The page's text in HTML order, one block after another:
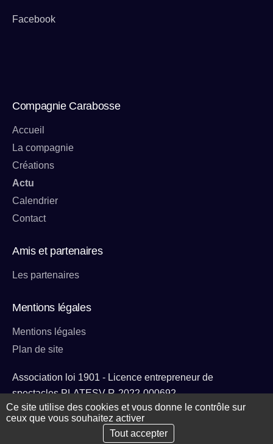
Facebook
Compagnie Carabosse
Accueil
La compagnie
Créations
Actu
Calendrier
Contact
Amis et partenaires
Les partenaires
Mentions légales
Mentions légales
Plan de site
Association loi 1901 - Licence entrepreneur de
spectacles PLATESV-R-2022-000692
Ce site utilise des cookies et vous donne le contrôle sur
ceux que vous souhaitez activer
Tout accepter